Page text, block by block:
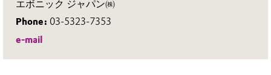
エボニック ジャパン㈱
Phone: 03-5323-7353
e-mail